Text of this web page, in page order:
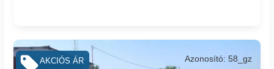
Azonosító: 58_gz
AKCIÓS ÁR